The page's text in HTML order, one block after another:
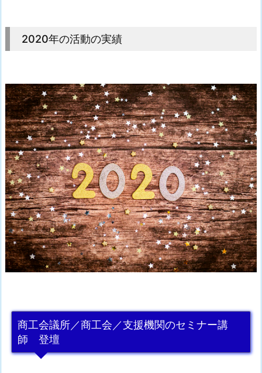
2020年の活動の実績
商工会議所／商工会／支援機関のセミナー講
師 登壇